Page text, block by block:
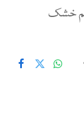
خشک